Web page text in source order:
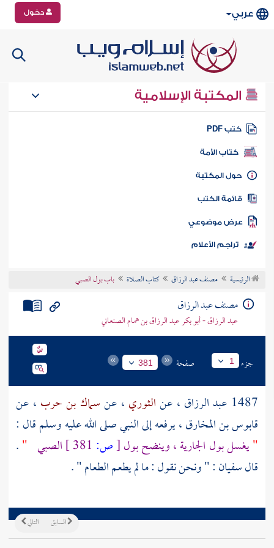
عربي دخول
المكتبة الإسلامية
كتب PDF
كتاب الأمة
المكتبة
الكتب
موضوعي
تراجم الأعلام
الرئيسية مصنف عبد الرزاق كتاب الصلاة باب بول الصبي
مصنف عبد الرزاق
عبد الرزاق - أبو بكر عبد الرزاق بن همام الصنعاني
جزء 1 صفحة 381
1487 عبد الرزاق ، عنالثوري ، عنسماك بن حرب ، عن
قابوس بن المخارق، يرفعه إلى النبي صلى الله عليه وسلم قال :
"يغسل بول الجارية ، وينضح بول[ص: الصبي "
.
قالسفيان: " ونحن نقول : ما لم يطعم الطعام " .
التالي السابق